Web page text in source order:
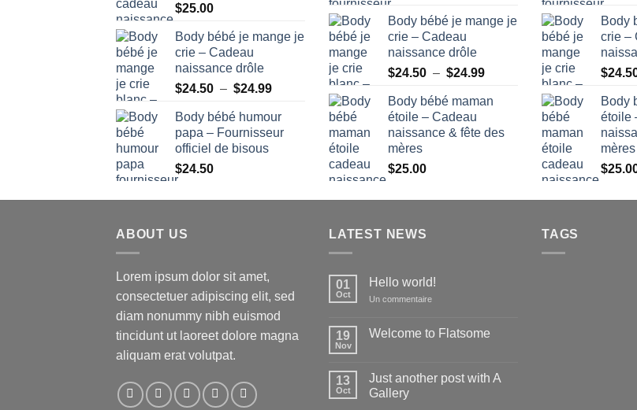
$25.00
Body bébé je mange je
crie – Cadeau
naissance drôle
$24.50 – $24.99Plage
prix :
$24.50
Body bébé humour
papa – Fournisseur
officiel de bisous
$24.50
Body bébé je mange je
crie – Cadeau
naissance drôle
$24.50 – $24.99Plage
prix :
à
Body bébé maman
étoile – Cadeau
naissance & fête des
mères
$25.00
Body
crie –
$
Body
étoile
mères
$
ABOUT US
Lorem ipsum dolor sit amet,
consectetuer adipiscing elit, sed
diam nonummy nibh euismod
tincidunt ut laoreet dolore magna
aliquam erat volutpat.
LATEST NEWS
01
Oct
Hello world!
Un commentairesur
19
Nov
Welcome to Flatsome
Welcome
to
Flatsome
13
Oct
Just another post with A
Gallery
TAGS